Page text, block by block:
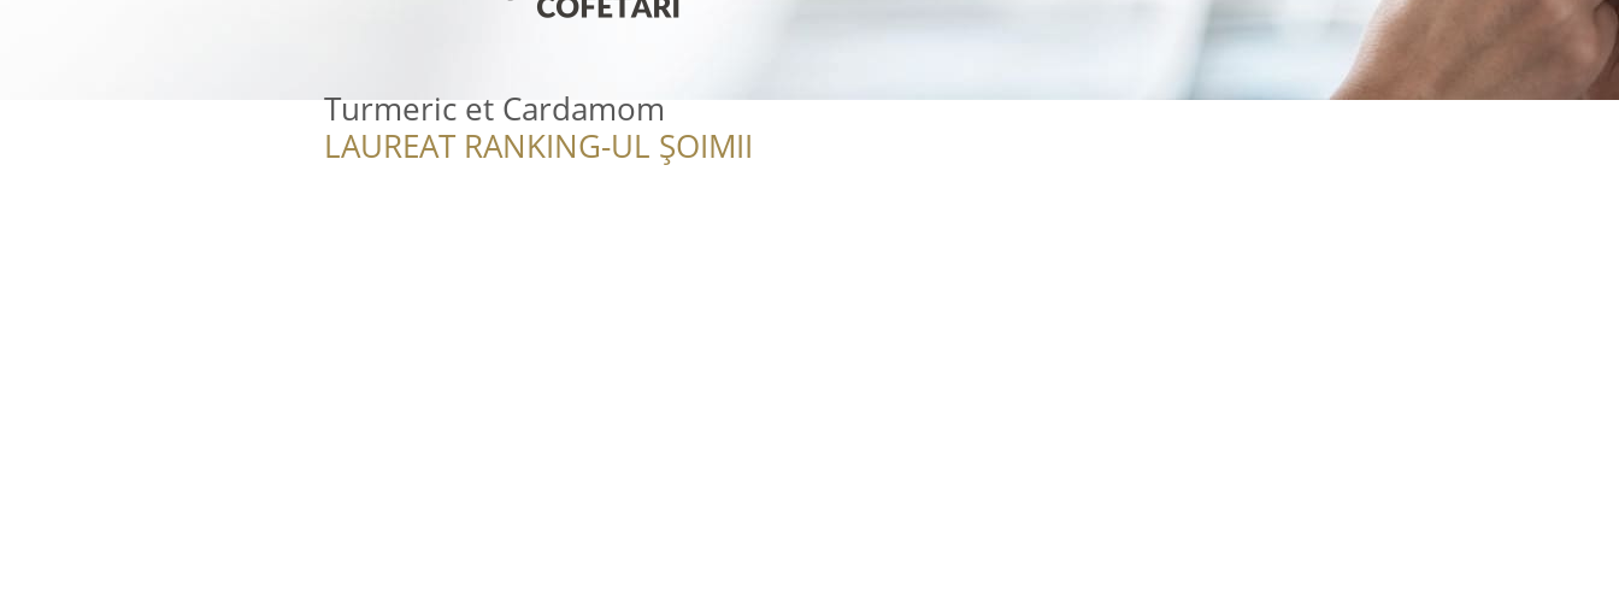
Turmeric et Cardamom
LAUREAT RANKING-UL ȘOIMII